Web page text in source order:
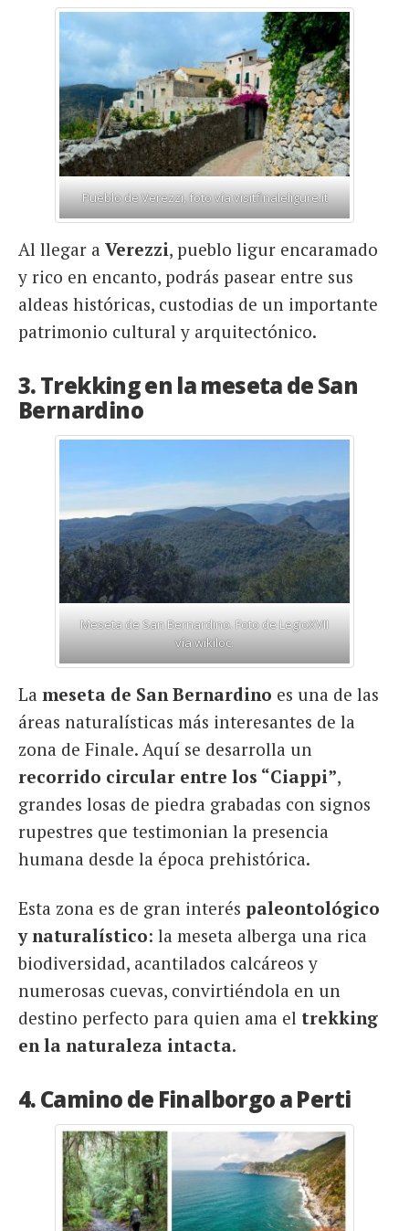
Pueblo de Verezzi, foto vía visitfinaleligure.it
Al llegar a Verezzi, pueblo ligur encaramado
y rico en encanto, podrás pasear entre sus
aldeas históricas, custodias de un importante
patrimonio cultural y arquitectónico.
3. Trekking en la meseta de San
Bernardino
Meseta de San Bernardino. Foto de LegioXVII
vía wikiloc.
La meseta de San Bernardino es una de las
áreas naturalísticas más interesantes de la
zona de Finale. Aquí se desarrolla un
recorrido circular entre los “Ciappi”,
grandes losas de piedra grabadas con signos
rupestres que testimonian la presencia
humana desde la época prehistórica.
Esta zona es de gran interés paleontológico
y naturalístico: la meseta alberga una rica
biodiversidad, acantilados calcáreos y
numerosas cuevas, convirtiéndola en un
destino perfecto para quien ama el trekking
en la naturaleza intacta.
4. Camino de Finalborgo a Perti